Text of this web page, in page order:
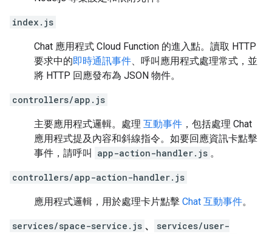
index.js
Chat 應用程式 Cloud Function 的進入點。讀取 HTTP
要求中的即時通訊事件、呼叫應用程式處理常式，並
將 HTTP 回應發布為 JSON 物件。
controllers/app.js
主要應用程式邏輯。處理 互動事件 ，包括處理 Chat
應用程式提及內容和斜線指令。如要回應資訊卡點擊
事件，請呼叫
app-action-handler.js 。
controllers/app-action-handler.js
應用程式邏輯，用於處理卡片點擊 Chat 互動事件。
services/space-service.js 、
services/user-